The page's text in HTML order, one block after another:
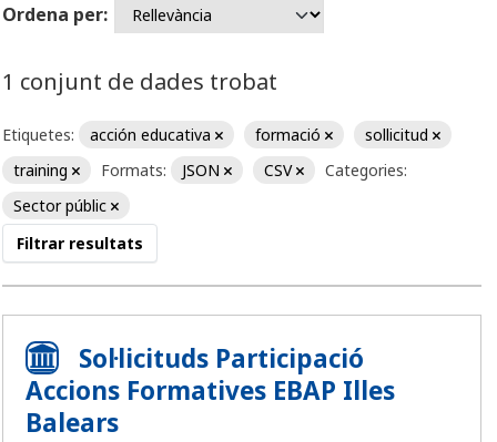
Ordena per
1 conjunt de dades trobat
Etiquetes: acción educativa formació
sollicitud
training
Formats: JSON CSV
Categories:
Sector públic
Filtrar resultats
Sol·licituds Participació
Accions Formatives EBAP Illes
Balears